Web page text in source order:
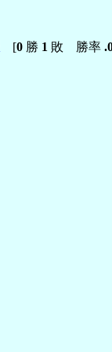
[0 勝 1 敗 勝率